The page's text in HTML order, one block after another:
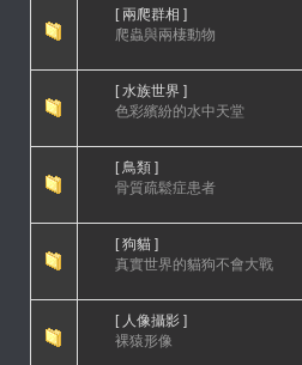
[ 兩爬群相 ]
爬蟲與兩棲動物
[ 水族世界 ]
色彩繽紛的水中天堂
[ 鳥類 ]
骨質疏鬆症患者
[ 狗貓 ]
真實世界的貓狗不會大戰
[ 人像攝影 ]
裸猿形像